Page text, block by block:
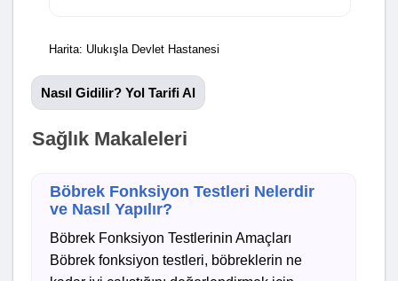
Harita: Ulukışla Devlet Hastanesi
Nasıl Gidilir? Yol Tarifi Al
Sağlık Makaleleri
Böbrek Fonksiyon Testleri Nelerdir
ve Nasıl Yapılır?
Böbrek Fonksiyon Testlerinin Amaçları
Böbrek fonksiyon testleri, böbreklerin ne